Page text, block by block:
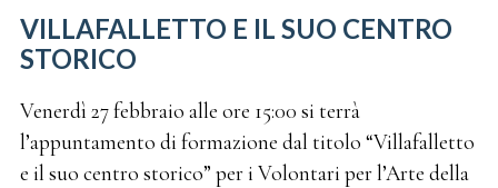
VILLAFALLETTO E IL SUO CENTRO
STORICO
Venerdì 27 febbraio alle ore 15:00 si terrà
l’appuntamento di formazione dal titolo “Villafalletto
e il suo centro storico” per i Volontari per l’Arte della